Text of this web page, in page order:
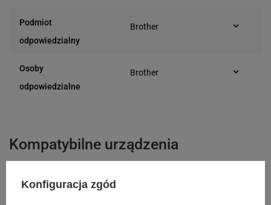
Podmiot
odpowiedzialny
Brother
Osoby
odpowiedzialne
Brother
Kompatybilne urządzenia
Brother TD-2020
Konfiguracja zgód